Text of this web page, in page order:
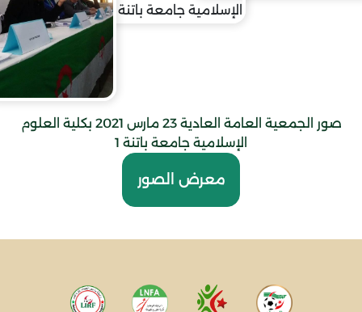
صور الجمعية العامة العادية 23 مارس 2021 بكلية العلوم
الإسلامية جامعة باتنة 1
معرض الصور